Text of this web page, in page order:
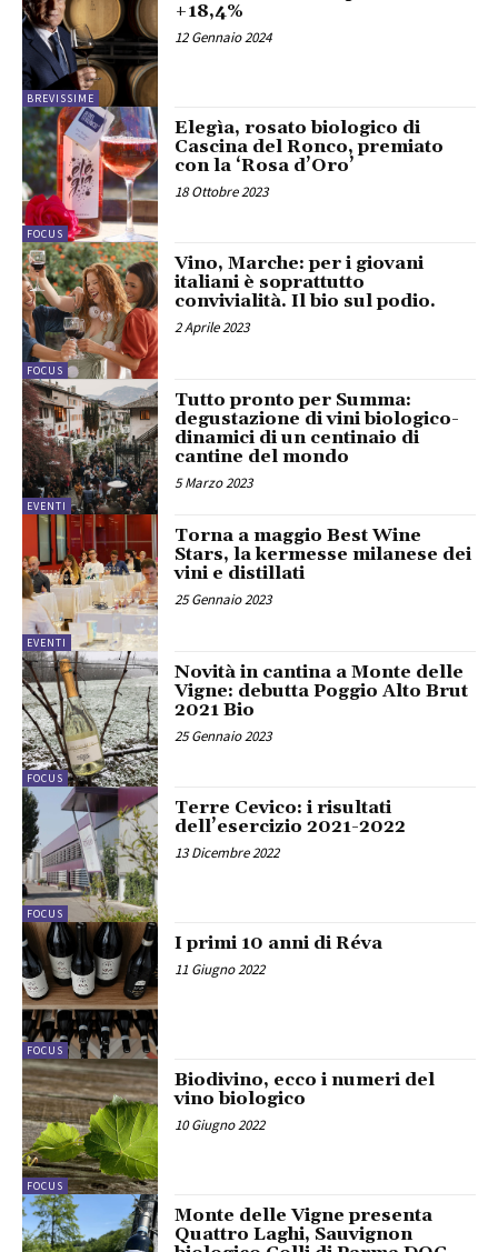
BREVISSIME
+18,4%
12 Gennaio 2024
FOCUS
Elegìa, rosato biologico di
Cascina del Ronco, premiato
con la ‘Rosa d’Oro’
18 Ottobre 2023
FOCUS
Vino, Marche: per i giovani
italiani è soprattutto
convivialità. Il bio sul podio.
2 Aprile 2023
EVENTI
Tutto pronto per Summa:
degustazione di vini biologico-
dinamici di un centinaio di
cantine del mondo
5 Marzo 2023
EVENTI
Torna a maggio Best Wine
Stars, la kermesse milanese dei
vini e distillati
25 Gennaio 2023
FOCUS
Novità in cantina a Monte delle
Vigne: debutta Poggio Alto Brut
2021 Bio
25 Gennaio 2023
FOCUS
Terre Cevico: i risultati
dell’esercizio 2021-2022
13 Dicembre 2022
FOCUS
I primi 10 anni di Réva
11 Giugno 2022
FOCUS
Biodivino, ecco i numeri del
vino biologico
10 Giugno 2022
Monte delle Vigne presenta
Quattro Laghi, Sauvignon